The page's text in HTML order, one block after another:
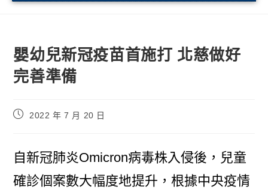
嬰幼兒新冠疫苗首施打 北慈做好
完善準備
2022 年 7 月 20 日
自新冠肺炎Omicron病毒株入侵後，兒童
確診個案數大幅度地提升，根據中央疫情